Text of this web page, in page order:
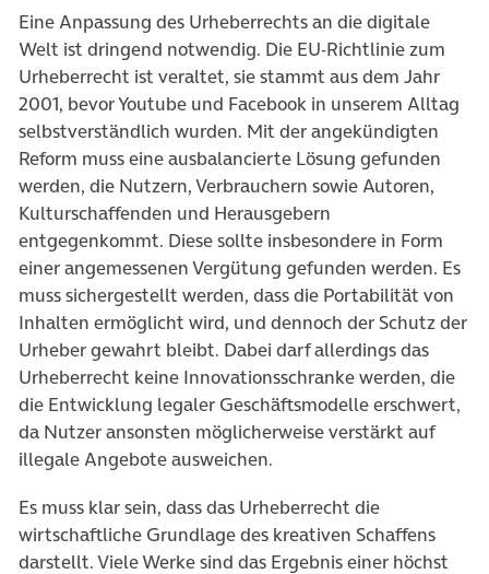
Eine Anpassung des Urheberrechts an die digitale
Welt ist dringend notwendig. Die EU-Richtlinie zum
Urheberrecht ist veraltet, sie stammt aus dem Jahr
2001, bevor Youtube und Facebook in unserem Alltag
selbstverständlich wurden. Mit der angekündigten
Reform muss eine ausbalancierte Lösung gefunden
werden, die Nutzern, Verbrauchern sowie Autoren,
Kulturschaffenden und Herausgebern
entgegenkommt. Diese sollte insbesondere in Form
einer angemessenen Vergütung gefunden werden. Es
muss sichergestellt werden, dass die Portabilität von
Inhalten ermöglicht wird, und dennoch der Schutz der
Urheber gewahrt bleibt. Dabei darf allerdings das
Urheberrecht keine Innovationsschranke werden, die
die Entwicklung legaler Geschäftsmodelle erschwert,
da Nutzer ansonsten möglicherweise verstärkt auf
illegale Angebote ausweichen.
Es muss klar sein, dass das Urheberrecht die
wirtschaftliche Grundlage des kreativen Schaffens
darstellt. Viele Werke sind das Ergebnis einer höchst